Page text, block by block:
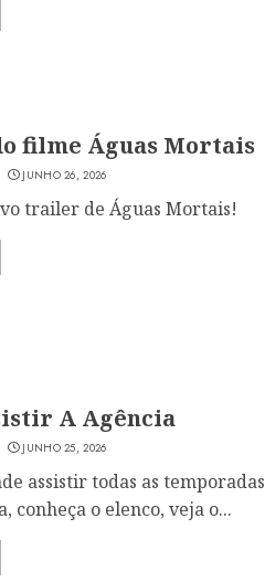
filme Águas Mortais
JUNHO 26, 2026
trailer de Águas Mortais!
A Agência
JUNHO 25, 2026
assistir todas as temporadas
conheça o elenco, veja o...